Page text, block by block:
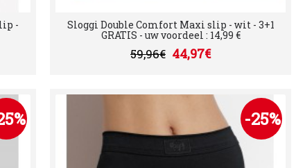
- Sloggi Double Comfort Maxi slip - wit - 3+1
GRATIS - uw voordeel : 14,99 €
59,96€ 44,97€
-25%